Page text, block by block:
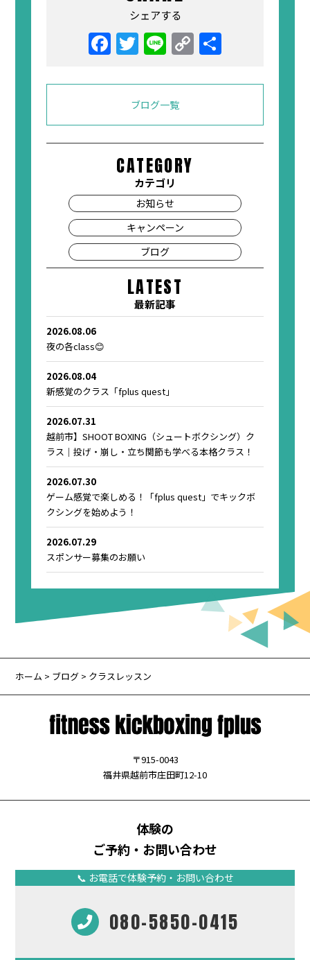
シェアする
ブログ一覧
CATEGORY
カテゴリ
お知らせ
キャンペーン
ブログ
LATEST
最新記事
2026.08.06
夜の各class😊
2026.08.04
新感覚のクラス「fplus quest」
2026.07.31
越前市】SHOOT BOXING（シュートボクシング）ク
ラス｜投げ・崩し・立ち関節も学べる本格クラス！
2026.07.30
ゲーム感覚で楽しめる！「fplus quest」でキックボ
クシングを始めよう！
2026.07.29
スポンサー募集のお願い
ホーム > ブログ > クラスレッスン
〒915-0043
福井県越前市庄田町12-10
体験の
ご予約・お問い合わせ
📞 お電話で体験予約・お問い合わせ
080-5850-0415